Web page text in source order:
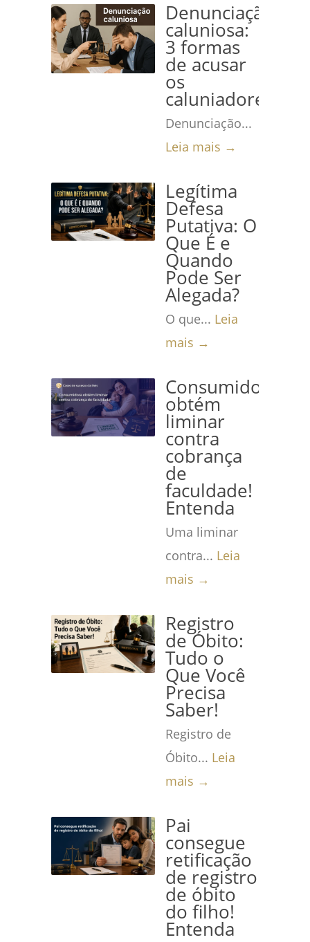
Denunciação
caluniosa:
3 formas
de acusar
os
caluniadores
Denunciação...
Leia mais →
Legítima
Defesa
Putativa: O
Que É e
Quando
Pode Ser
Alegada?
O que... Leia
mais →
Consumidora
obtém
liminar
contra
cobrança
de
faculdade!
Entenda
Uma liminar
contra... Leia
mais →
Registro
de Óbito:
Tudo o
Que Você
Precisa
Saber!
Registro de
Óbito... Leia
mais →
Pai
consegue
retificação
de registro
de óbito
do filho!
Entenda